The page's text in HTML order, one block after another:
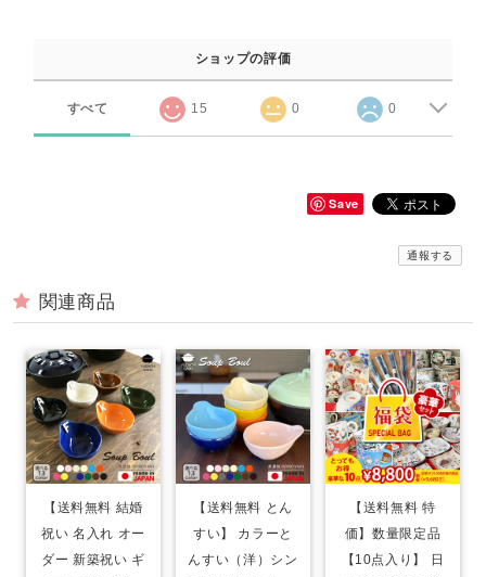
ショップの評価
すべて 15 0 0
Save
通報する
関連商品
【送料無料 結婚
祝い 名入れ オー
ダー 新築祝い ギ
【送料無料 とん
すい】 カラーと
んすい（洋）シン
【送料無料 特
価】数量限定品
【10点入り】 日